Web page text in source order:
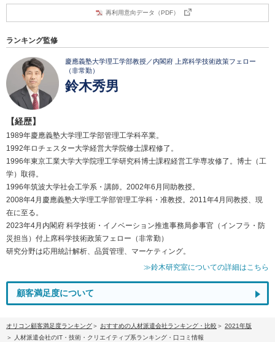
再利用意向データ（PDF）
ランキング監修
慶應義塾大学理工学部教授／内閣府 上席科学技術政策フェロー
（非常勤）
鈴木秀男
【経歴】
1989年慶應義塾大学理工学部管理工学科卒業。
1992年ロチェスター大学経営大学院修士課程修了。
1996年東京工業大学大学院理工学研究科博士課程経営工学専攻修了。博士（工
学）取得。
1996年筑波大学社会工学系・講師。2002年6月同助教授。
2008年4月慶應義塾大学理工学部管理工学科・准教授。2011年4月同教授、現
在に至る。
2023年4月内閣府 科学技術・イノベーション推進事務局参事官（インフラ・防
災担当）付上席科学技術政策フェロー（非常勤）
研究分野は応用統計解析、品質管理、マーケティング。
≫鈴木研究室についての詳細はこちら
顧客満足度について
オリコン顧客満足度ランキング おすすめの人材派遣会社ランキング・比較
2021年版
人材派遣会社のIT・技術・クリエイティブ系ランキング・口コミ情報